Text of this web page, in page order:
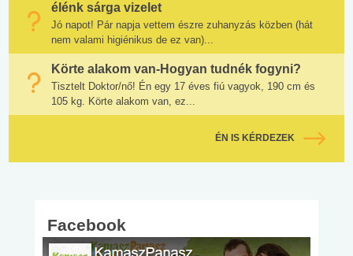
élénk sárga vizelet
Jó napot! Pár napja vettem észre zuhanyzás közben (hát
nem valami higiénikus de ez van)...
Körte alakom van-Hogyan tudnék fogyni?
Tisztelt Doktor/nő! Én egy 17 éves fiú vagyok, 190 cm és
105 kg. Körte alakom van, ez...
ÉN IS KÉRDEZEK
Facebook